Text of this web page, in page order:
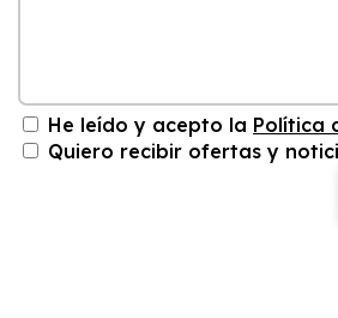
He leído y acepto la Política
Quiero recibir ofertas y